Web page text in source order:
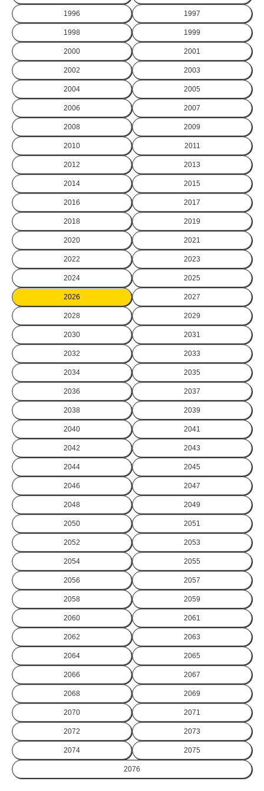
1996 1997
1998 1999
2000 2001
2002 2003
2004 2005
2006 2007
2008 2009
2010 2011
2012 2013
2014 2015
2016 2017
2018 2019
2020 2021
2022 2023
2024 2025
2026 2027
2028 2029
2030 2031
2032 2033
2034 2035
2036 2037
2038 2039
2040 2041
2042 2043
2044 2045
2046 2047
2048 2049
2050 2051
2052 2053
2054 2055
2056 2057
2058 2059
2060 2061
2062 2063
2064 2065
2066 2067
2068 2069
2070 2071
2072 2073
2074 2075
2076